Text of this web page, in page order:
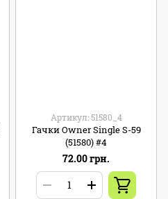
Артикул: 51580_4
Гачки Owner Single S-59
(51580) #4
72.00 грн.